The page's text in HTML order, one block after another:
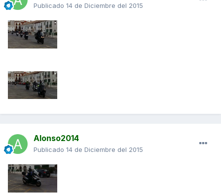
Publicado 14 de Diciembre del 2015
Alonso2014
Publicado 14 de Diciembre del 2015